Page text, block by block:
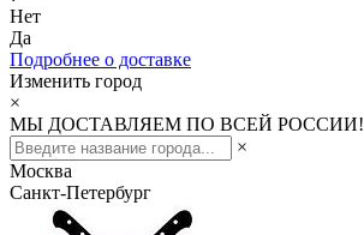
Нет
Да
Подробнее о доставке
Изменить город
×
МЫ ДОСТАВЛЯЕМ ПО ВСЕЙ РОССИИ!
×
Москва
Санкт-Петербург